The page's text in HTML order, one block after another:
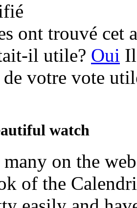
ont trouvé cet
il utile? Oui
votre vote
watch
on the
of the